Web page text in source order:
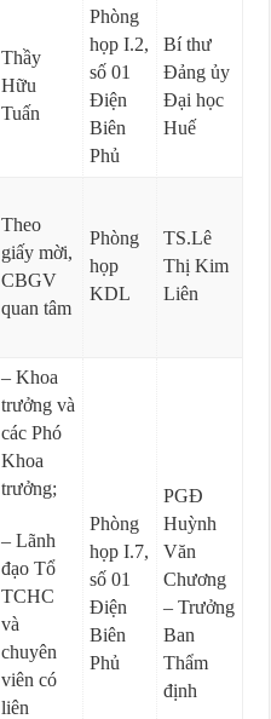
Thầy
Hữu
Tuấn
Phòng
họp I.2,
số 01
Điện
Biên
Phủ
Bí thư
Đảng ủy
Đại học
Huế
Theo
giấy mời,
CBGV
quan tâm
Phòng
họp
KDL
TS.Lê
Thị Kim
Liên
– Khoa
trưởng và
các Phó
Khoa
trưởng;
– Lãnh
đạo Tổ
TCHC
và
chuyên
viên có
liên
Phòng
họp I.7,
số 01
Điện
Biên
Phủ
PGĐ
Huỳnh
Văn
Chương
– Trưởng
Ban
Thẩm
định